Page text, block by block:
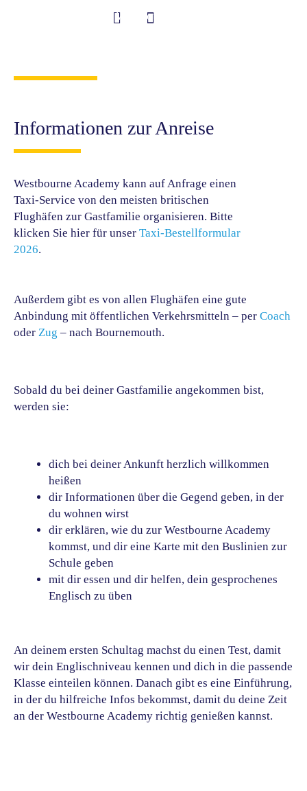
Willkommen an der Westbourne Academy!
Informationen zur Anreise
Westbourne Academy kann auf Anfrage einen
Taxi-Service von den meisten britischen
Flughäfen zur Gastfamilie organisieren. Bitte
klicken Sie hier für unser Taxi-Bestellformular
2026.
Außerdem gibt es von allen Flughäfen eine gute
Anbindung mit öffentlichen Verkehrsmitteln – per Coach
oder Zug – nach Bournemouth.
Sobald du bei deiner Gastfamilie angekommen bist,
werden sie:
dich bei deiner Ankunft herzlich willkommen
heißen
dir Informationen über die Gegend geben, in der
du wohnen wirst
dir erklären, wie du zur Westbourne Academy
kommst, und dir eine Karte mit den Buslinien zur
Schule geben
mit dir essen und dir helfen, dein gesprochenes
Englisch zu üben
An deinem ersten Schultag machst du einen Test, damit
wir dein Englischniveau kennen und dich in die passende
Klasse einteilen können. Danach gibt es eine Einführung,
in der du hilfreiche Infos bekommst, damit du deine Zeit
an der Westbourne Academy richtig genießen kannst.